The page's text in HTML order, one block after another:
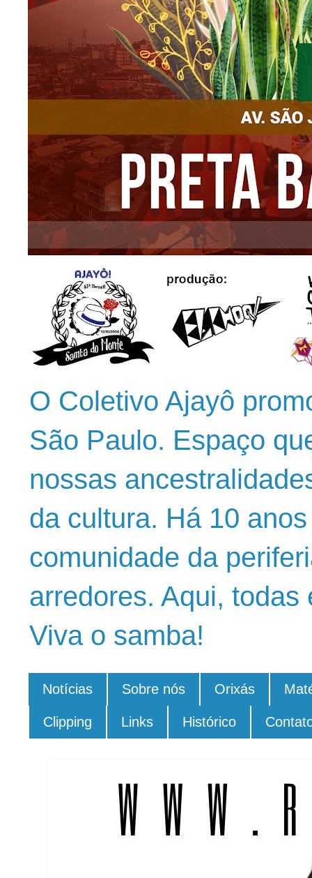
O Coletivo Ajayô
São Paulo. Espaço
nossas
da cultura. Há 10
comunidade da
arredores. Aqui,
Viva o samba!
Notícias Sobre nós Orixás
Clipping Links Histórico